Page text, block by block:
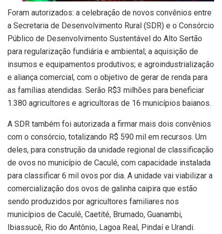
Foram autorizados: a celebração de novos convênios entre
a Secretaria de Desenvolvimento Rural (SDR) e o Consórcio
Público de Desenvolvimento Sustentável do Alto Sertão
para regularização fundiária e ambiental; a aquisição de
insumos e equipamentos produtivos; e agroindustrialização
e aliança comercial, com o objetivo de gerar de renda para
as famílias atendidas. Serão R$3 milhões para beneficiar
1.380 agricultores e agricultoras de 16 municípios baianos.
A SDR também foi autorizada a firmar mais dois convênios
com o consórcio, totalizando R$ 590 mil em recursos. Um
deles, para construção da unidade regional de classificação
de ovos no município de Caculé, com capacidade instalada
para classificar 6 mil ovos por dia. A unidade vai viabilizar a
comercialização dos ovos de galinha caipira que estão
sendo produzidos por agricultores familiares nos
municípios de Caculé, Caetité, Brumado, Guanambi,
Ibiassucê, Rio do Antônio, Lagoa Real, Pindaí e Urandi.